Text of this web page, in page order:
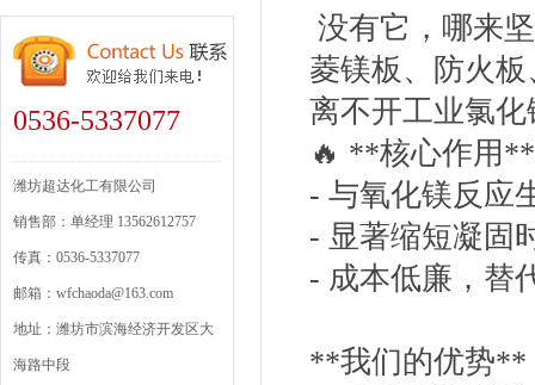
0536-5337077
潍坊超达化工有限公司
销售部：单经理 13562612757
传真：0536-5337077
邮箱：wfchaoda@163.com
地址：潍坊市滨海经济开发区大
海路中段
没有它，哪来
菱镁板、防火
离不开工业氯
🔥 **核心作用
- 与氧化镁反应
- 显著缩短凝固
- 成本低廉，替
**我们的优势